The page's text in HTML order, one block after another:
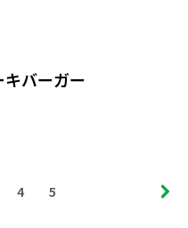
バーガー
4 5